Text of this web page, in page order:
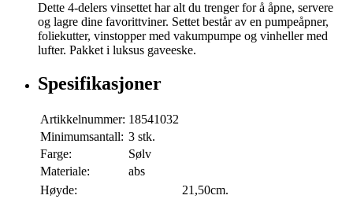
Dette 4-delers vinsettet har alt du trenger for å åpne, servere
og lagre dine favorittviner. Settet består av en pumpeåpner,
foliekutter, vinstopper med vakumpumpe og vinheller med
lufter. Pakket i luksus gaveeske.
Spesifikasjoner
Artikkelnummer: 18541032
Minimumsantall: 3 stk.
Farge:
Sølv
Materiale:
abs
Høyde:
21,50cm.